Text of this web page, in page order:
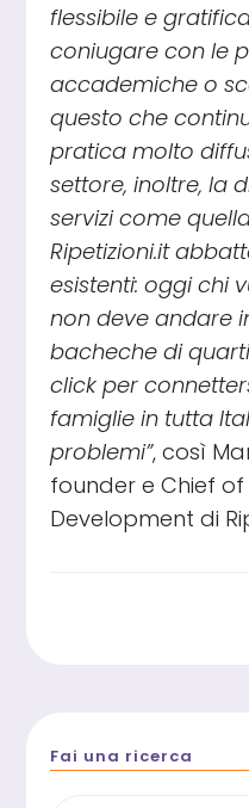
flessibile e
coniugare con le
accademiche o
questo che
pratica molto
settore, inoltre, la
servizi come
Ripetizioni.it
esistenti: oggi chi
non deve andare
bacheche di
click per
famiglie in tutta
problemi”, così
founder e Chief of
Development di
Fai una ricerca